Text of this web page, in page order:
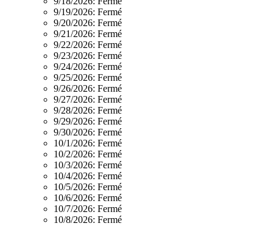
9/19/2026: Fermé
9/20/2026: Fermé
9/21/2026: Fermé
9/22/2026: Fermé
9/23/2026: Fermé
9/24/2026: Fermé
9/25/2026: Fermé
9/26/2026: Fermé
9/27/2026: Fermé
9/28/2026: Fermé
9/29/2026: Fermé
9/30/2026: Fermé
10/1/2026: Fermé
10/2/2026: Fermé
10/3/2026: Fermé
10/4/2026: Fermé
10/5/2026: Fermé
10/6/2026: Fermé
10/7/2026: Fermé
10/8/2026: Fermé